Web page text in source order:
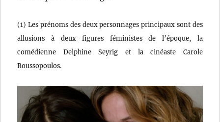
(1) Les prénoms des deux personnages principaux sont des
allusions à deux figures féministes de l’époque, la
comédienne Delphine Seyrig et la cinéaste Carole
Roussopoulos.